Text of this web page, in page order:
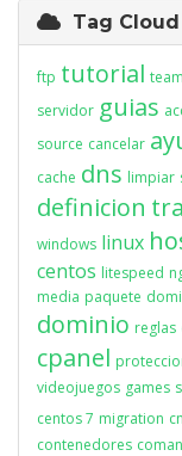
Tag Cloud
ftp tutorial
servidor guias
source cancelar
cache dns limpiar
definicion
windows linux
centos litespeed
media paquete
dominio reglas
cpanel
videojuegos games
centos 7 migration
contenedores